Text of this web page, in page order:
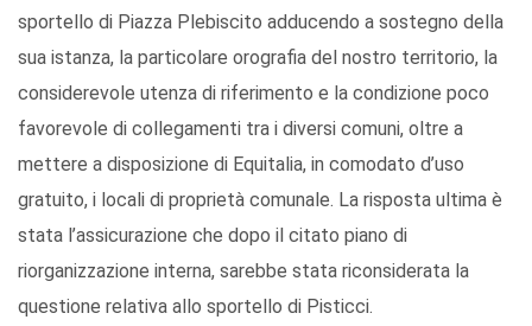
sportello di Piazza Plebiscito adducendo a sostegno della
sua istanza, la particolare orografia del nostro territorio, la
considerevole utenza di riferimento e la condizione poco
favorevole di collegamenti tra i diversi comuni, oltre a
mettere a disposizione di Equitalia, in comodato d’uso
gratuito, i locali di proprietà comunale. La risposta ultima è
stata l’assicurazione che dopo il citato piano di
riorganizzazione interna, sarebbe stata riconsiderata la
questione relativa allo sportello di Pisticci.